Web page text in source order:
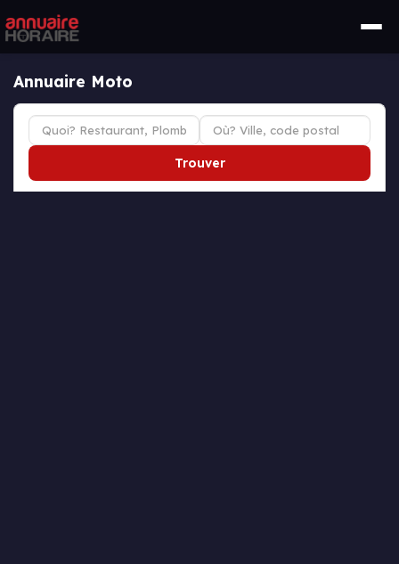
Annuaire Moto
Trouver